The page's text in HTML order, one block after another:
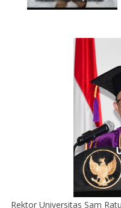
Rektor Universitas Sam